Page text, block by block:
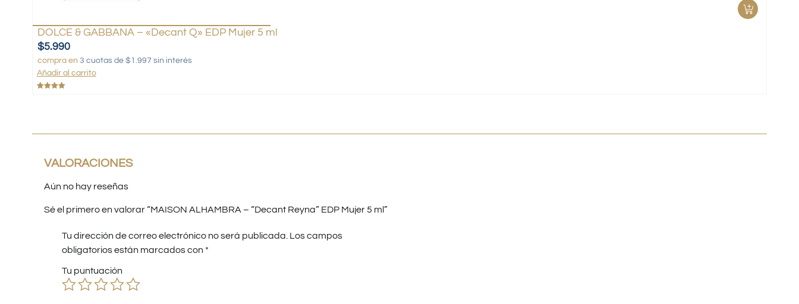
DOLCE & GABBANA – «Decant Q» EDP Mujer 5 ml
$5.990
compra en 3 cuotas de $1.997 sin interés
Añadir al carrito
VALORACIONES
Aún no hay reseñas
Sé el primero en valorar “MAISON ALHAMBRA – “Decant Reyna” EDP Mujer 5 ml”
Tu dirección de correo electrónico no será publicada. Los campos
obligatorios están marcados con *
Tu puntuación